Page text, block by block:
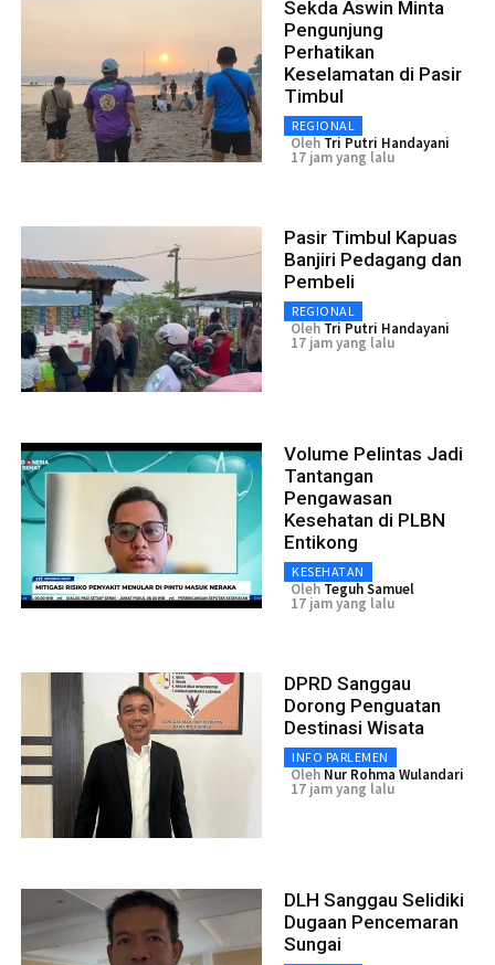
Sekda Aswin Minta
Pengunjung
Perhatikan
Keselamatan di Pasir
Timbul
REGIONAL
Oleh Tri Putri Handayani
17 jam yang lalu
Pasir Timbul Kapuas
Banjiri Pedagang dan
Pembeli
REGIONAL
Oleh Tri Putri Handayani
17 jam yang lalu
Volume Pelintas Jadi
Tantangan
Pengawasan
Kesehatan di PLBN
Entikong
KESEHATAN
Oleh Teguh Samuel
17 jam yang lalu
DPRD Sanggau
Dorong Penguatan
Destinasi Wisata
INFO PARLEMEN
Oleh Nur Rohma Wulandari
17 jam yang lalu
DLH Sanggau Selidiki
Dugaan Pencemaran
Sungai